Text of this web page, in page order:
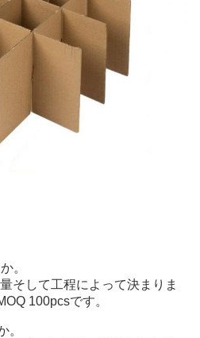
。
そして工程によって決まりま
100pcsです。
。